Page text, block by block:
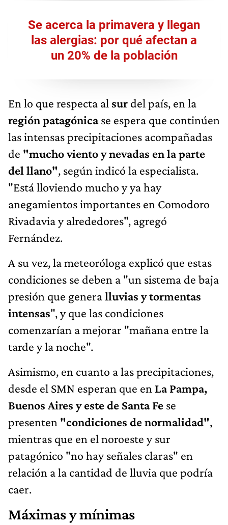
Se acerca la primavera y llegan
las alergias: por qué afectan a
un 20% de la población
En lo que respecta al sur del país, en la
región patagónicase espera que continúen
las intensas precipitaciones acompañadas
de "mucho viento y nevadas en la parte
del llano", según indicó la especialista.
"Está lloviendo mucho y ya hay
anegamientos importantes en Comodoro
Rivadavia y alrededores", agregó
Fernández.
A su vez, la meteoróloga explicó que estas
condiciones se deben a "un sistema de baja
presión que generalluvias y tormentas
intensas", y que las condiciones
comenzarían a mejorar "mañana entre la
tarde y la noche".
Asimismo, en cuanto a las precipitaciones,
desde el SMN esperan que en La Pampa,
Buenos Aires y este de Santa Fe se
presenten "condiciones de normalidad",
mientras que en el noroeste y sur
patagónico "no hay señales claras" en
relación a la cantidad de lluvia que podría
caer.
Máximas y mínimas